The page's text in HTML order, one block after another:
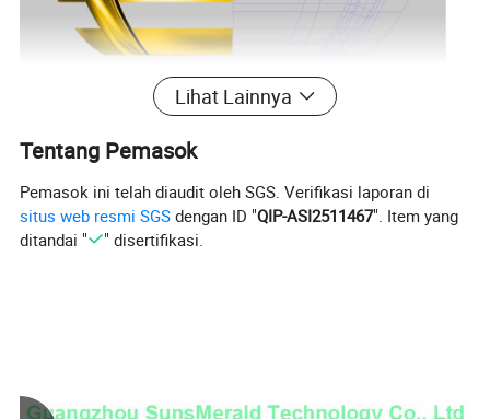
Lihat Lainnya
Tentang Pemasok
Pemasok ini telah diaudit oleh SGS. Verifikasi laporan di
situs web resmi SGS dengan ID "QIP-ASI2511467". Item yang
ditandai "
" disertifikasi.